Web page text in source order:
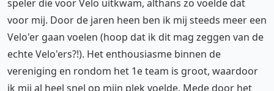
speler die voor Velo uitkwam, althans zo voelde dat
voor mij. Door de jaren heen ben ik mij steeds meer een
Velo'er gaan voelen (hoop dat ik dit mag zeggen van de
echte Velo'ers?!). Het enthousiasme binnen de
vereniging en rondom het 1e team is groot, waardoor
ik mij al heel snel op mijn plek voelde. Mede door het